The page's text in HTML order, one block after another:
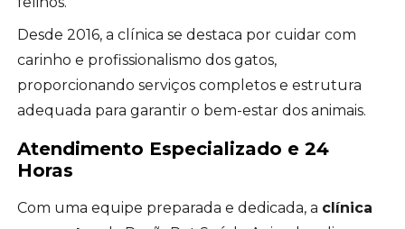
Desde 2016, a clínica se destaca por cuidar com
carinho e profissionalismo dos gatos,
proporcionando serviços completos e estrutura
adequada para garantir o bem-estar dos animais.
Atendimento Especializado e 24
Horas
Com uma equipe preparada e dedicada, a clínica